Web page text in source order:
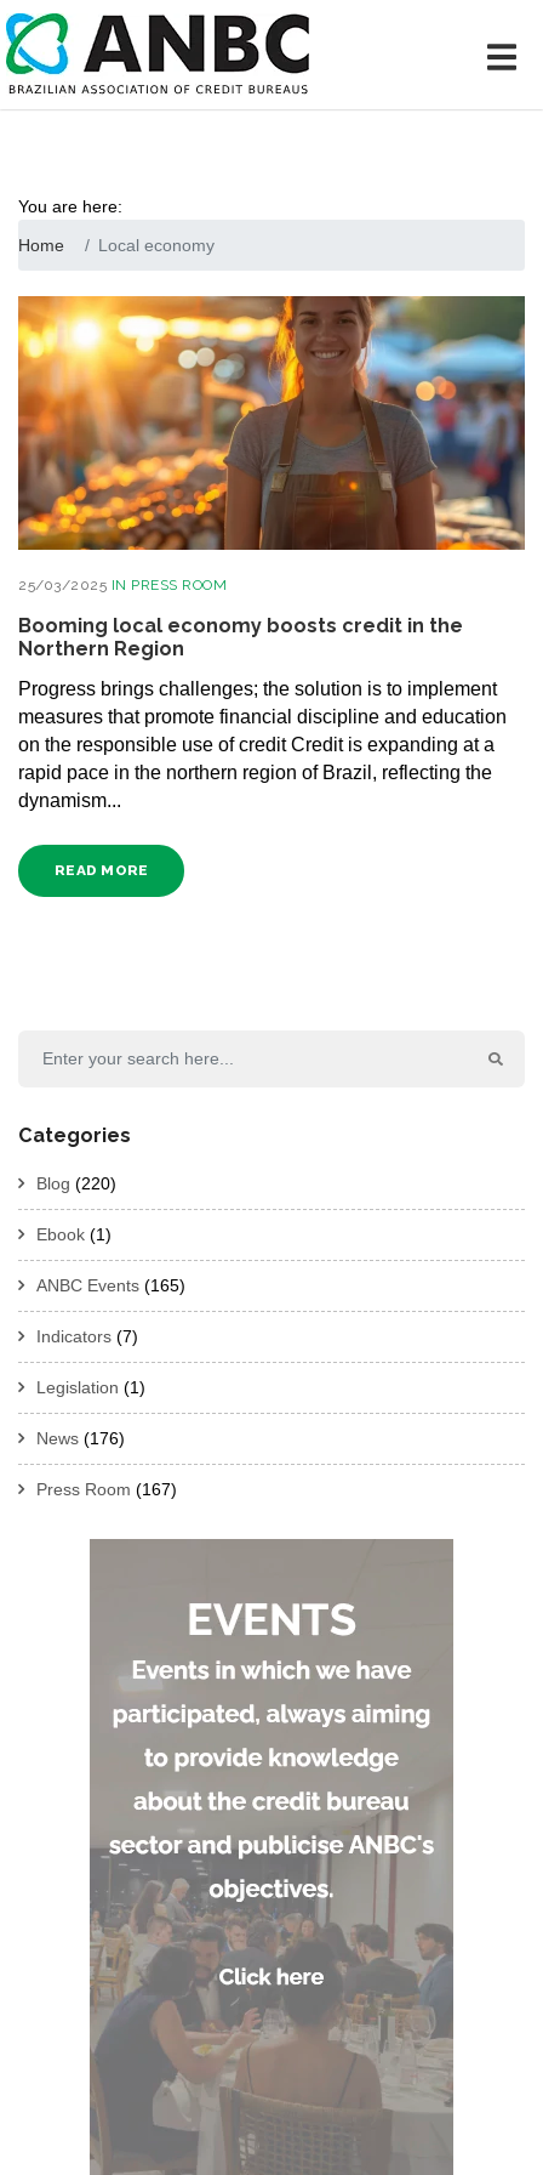
You are here:
Home
Local economy
25/03/2025 IN PRESS ROOM
Booming local economy boosts credit in the
Northern Region
Progress brings challenges; the solution is to implement
measures that promote financial discipline and education
on the responsible use of credit Credit is expanding at a
rapid pace in the northern region of Brazil, reflecting the
dynamism...
READ MORE
Categories
Blog (220)
Ebook (1)
ANBC Events (165)
Indicators (7)
Legislation (1)
News (176)
Press Room (167)